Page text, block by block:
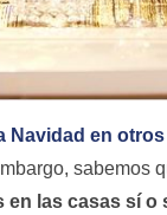
Navidad en
sabemos
las casas sí o